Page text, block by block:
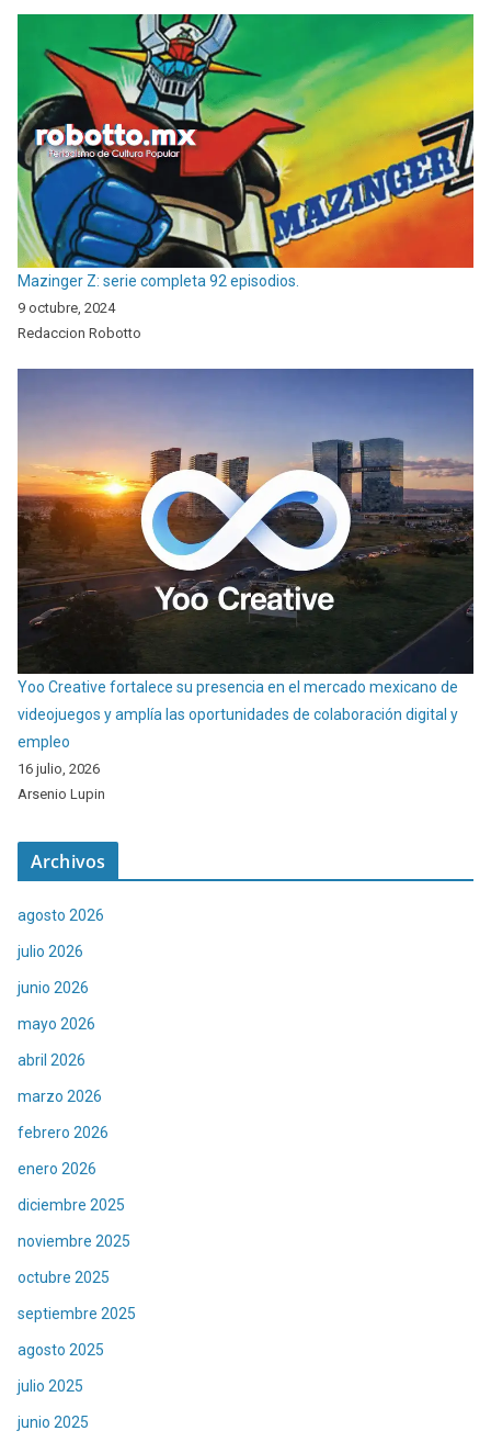
Mazinger Z: serie completa 92 episodios.
9 octubre, 2024
Redaccion Robotto
Yoo Creative fortalece su presencia en el mercado mexicano de
videojuegos y amplía las oportunidades de colaboración digital y
empleo
16 julio, 2026
Arsenio Lupin
Archivos
agosto 2026
julio 2026
junio 2026
mayo 2026
abril 2026
marzo 2026
febrero 2026
enero 2026
diciembre 2025
noviembre 2025
octubre 2025
septiembre 2025
agosto 2025
julio 2025
junio 2025